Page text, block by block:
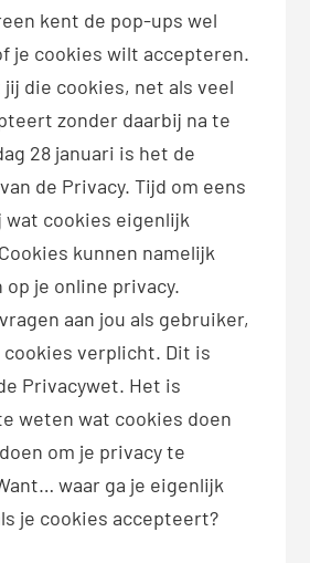
kent de pop-ups wel
je cookies wilt accepteren.
jij die cookies, net als veel
zonder daarbij na te
28 januari is het de
de Privacy. Tijd om eens
cookies eigenlijk
kunnen namelijk
je online privacy.
aan jou als gebruiker,
verplicht. Dit is
Privacywet. Het is
weten wat cookies doen
om je privacy te
waar ga je eigenlijk
je cookies accepteert?